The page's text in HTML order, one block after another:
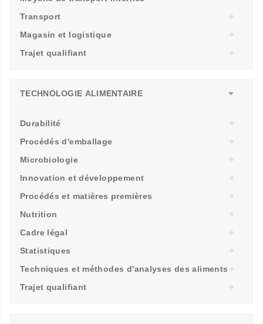
Transport
Magasin et logistique
Trajet qualifiant
TECHNOLOGIE ALIMENTAIRE
Durabilité
Procédés d'emballage
Microbiologie
Innovation et développement
Procédés et matières premières
Nutrition
Cadre légal
Statistiques
Techniques et méthodes d'analyses des aliments
Trajet qualifiant